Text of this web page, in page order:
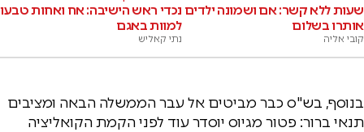
שעות ללא קשר: אם ושמונה ילדים
אותרו בשלום
קובי אליה
נכדי ראש הישיבה: אח ואחות טבעו
למוות באגם
נתי קאליש
בנוסף, בש"ס כבר מביטים אל עבר הממשלה הבאה ומציבים
תנאי ברור: פטור מגיוס יוסדר עוד לפני הקמת הקואליציה